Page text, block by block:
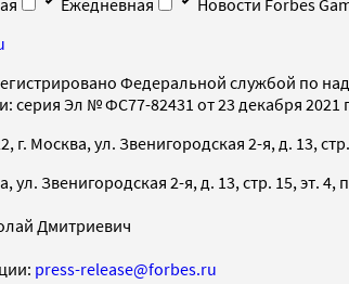
Федеральной службой по
серия Эл № ФС77-82431 от 23 декабря 2021
г. Москва, ул. Звенигородская 2-я, д. 13,
ул. Звенигородская 2-я, д. 13, стр. 15, эт. 4,
Дмитриевич
press-release@forbes.ru